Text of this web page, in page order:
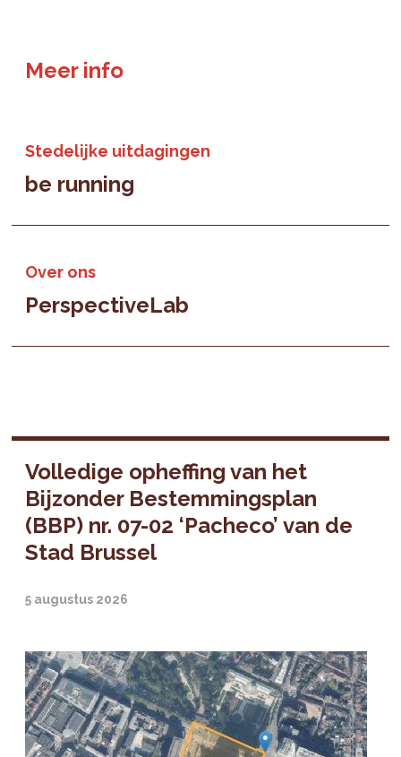
Meer info
Stedelijke uitdagingen
be running
Over ons
PerspectiveLab
Volledige opheffing van het
Bijzonder Bestemmingsplan
(BBP) nr. 07-02 ‘Pacheco’ van de
Stad Brussel
5 augustus 2026